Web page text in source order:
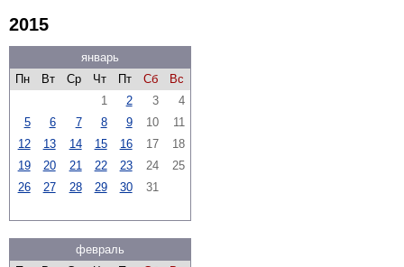
2015
январь
Пн
Вт Ср Чт Пт Сб
Вс
1
2 3
4
5
6 7 8 9 10
11
12
13 14 15 16 17
18
19
20 21 22 23 24
25
26
27 28 29 30 31
февраль